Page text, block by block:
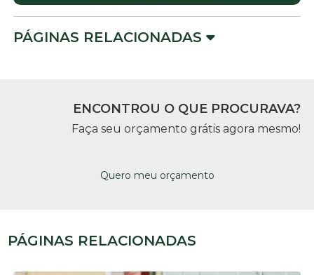
PÁGINAS RELACIONADAS
ENCONTROU O QUE PROCURAVA?
Faça seu orçamento grátis agora mesmo!
Quero meu orçamento
PÁGINAS RELACIONADAS